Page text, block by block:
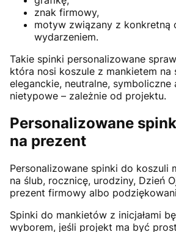
znak firmowy,
motyw związany z konkretną
wydarzeniem.
Takie spinki personalizowane
która nosi koszule z mankietem na
eleganckie, neutralne, symboliczne
nietypowe – zależnie od projektu.
Personalizowane
na prezent
Personalizowane spinki do koszuli
na ślub, rocznicę, urodziny, Dzień
prezent firmowy albo
Spinki do mankietów z inicjałami
wyborem, jeśli projekt ma być